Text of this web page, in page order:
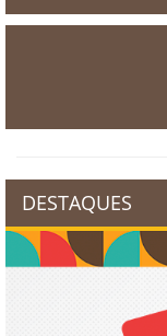
DESTAQUES